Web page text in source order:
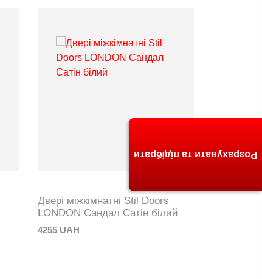
Двері міжкімнатні Stil Doors
LONDON Сандал Сатін білий
4255 UAH
Розрахувати та підібрати